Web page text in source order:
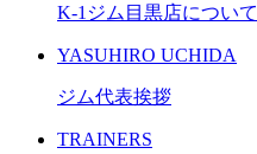
K-1ジム目黒店について
YASUHIRO UCHIDA
ジム代表挨拶
TRAINERS